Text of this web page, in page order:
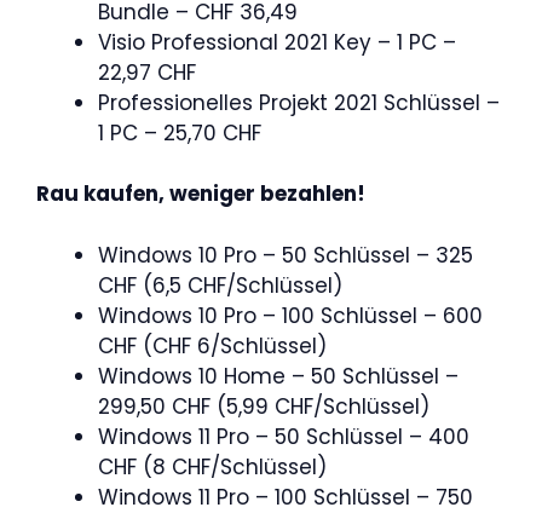
Bundle – CHF 36,49
Visio Professional 2021 Key – 1 PC –
22,97 CHF
Professionelles Projekt 2021 Schlüssel –
1 PC – 25,70 CHF
Rau kaufen, weniger bezahlen!
Windows 10 Pro – 50 Schlüssel – 325
CHF (6,5 CHF/Schlüssel)
Windows 10 Pro – 100 Schlüssel – 600
CHF (CHF 6/Schlüssel)
Windows 10 Home – 50 Schlüssel –
299,50 CHF (5,99 CHF/Schlüssel)
Windows 11 Pro – 50 Schlüssel – 400
CHF (8 CHF/Schlüssel)
Windows 11 Pro – 100 Schlüssel – 750